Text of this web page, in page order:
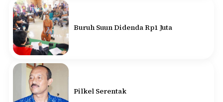
Buruh Suun Didenda Rp1 Juta
Pilkel Serentak